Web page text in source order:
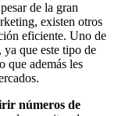
de la gran
existen otros
eficiente. Uno de
que este tipo de
que además les
números de